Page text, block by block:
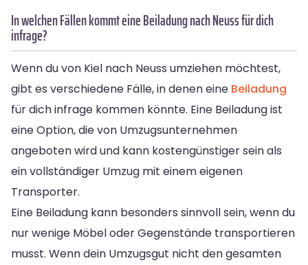
In welchen Fällen kommt eine Beiladung nach Neuss für dich
infrage?
Wenn du von Kiel nach Neuss umziehen möchtest,
gibt es verschiedene Fälle, in denen eine Beiladung
für dich infrage kommen könnte. Eine Beiladung ist
eine Option, die von Umzugsunternehmen
angeboten wird und kann kostengünstiger sein als
ein vollständiger Umzug mit einem eigenen
Transporter.
Eine Beiladung kann besonders sinnvoll sein, wenn du
nur wenige Möbel oder Gegenstände transportieren
musst. Wenn dein Umzugsgut nicht den gesamten